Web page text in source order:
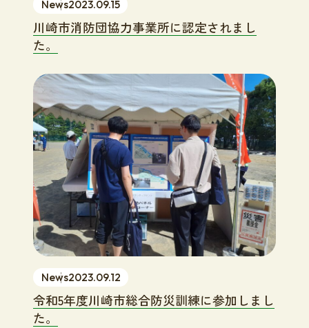
News2023.09.15
川崎市消防団協力事業所に認定されまし
た。
News2023.09.12
令和5年度川崎市総合防災訓練に参加しまし
た。